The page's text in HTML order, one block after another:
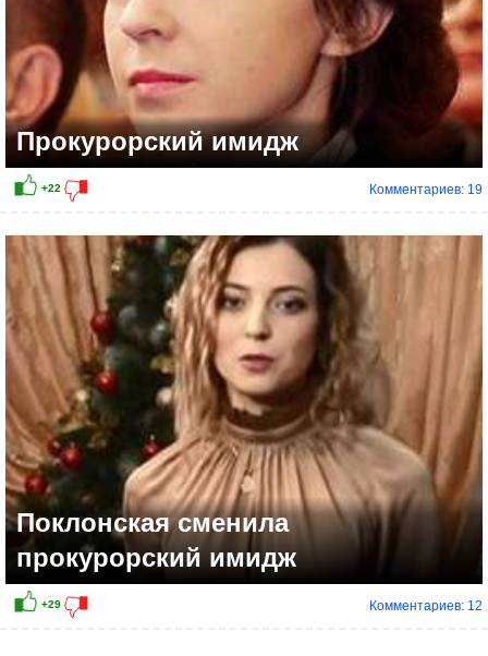
Прокурорский имидж
Комментариев: 19
Поклонская сменила
прокурорский имидж
Комментариев: 12